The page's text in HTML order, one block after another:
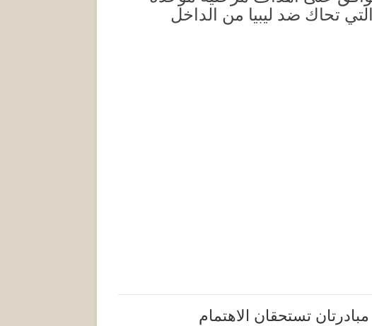
تحاك ضد ليبيا من الداخل
مبادرتان تستحقان الاهتمام